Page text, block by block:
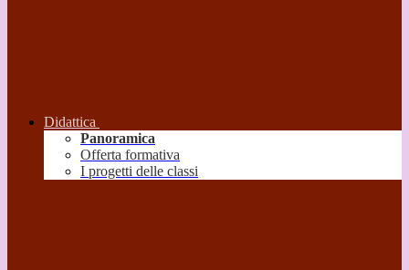
Didattica
Panoramica
Offerta formativa
I progetti delle classi